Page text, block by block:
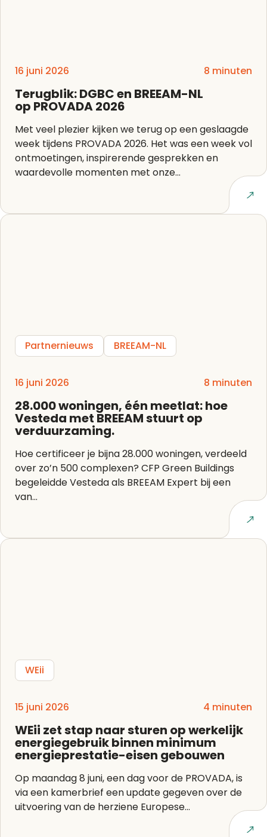
16 juni 2026 8 minuten
Terugblik: DGBC en BREEAM-NL
op PROVADA 2026
Met veel plezier kijken we terug op een geslaagde
week tijdens PROVADA 2026. Het was een week vol
ontmoetingen, inspirerende gesprekken en
waardevolle momenten met onze...
Lees artikel
Partnernieuws BREEAM-NL
16 juni 2026 8 minuten
28.000 woningen, één meetlat: hoe
Vesteda met BREEAM stuurt op
verduurzaming.
Hoe certificeer je bijna 28.000 woningen, verdeeld
over zo’n 500 complexen? CFP Green Buildings
begeleidde Vesteda als BREEAM Expert bij een
van...
Lees artikel
WEii
15 juni 2026 4 minuten
WEii zet stap naar sturen op werkelijk
energiegebruik binnen minimum
energieprestatie-eisen gebouwen
Op maandag 8 juni, een dag voor de PROVADA, is
via een kamerbrief een update gegeven over de
uitvoering van de herziene Europese...
Lees artikel